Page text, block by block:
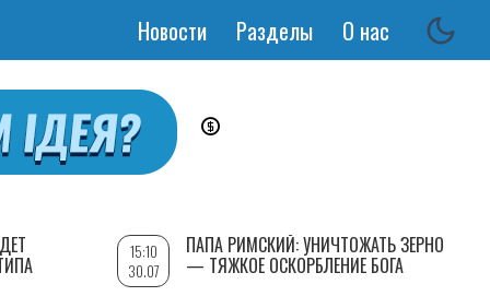
Основная
Новости Разделы О нас
15:10
30.07
ПАПА РИМСКИЙ: УНИЧТОЖАТЬ ЗЕРНО
— ТЯЖКОЕ ОСКОРБЛЕНИЕ БОГА